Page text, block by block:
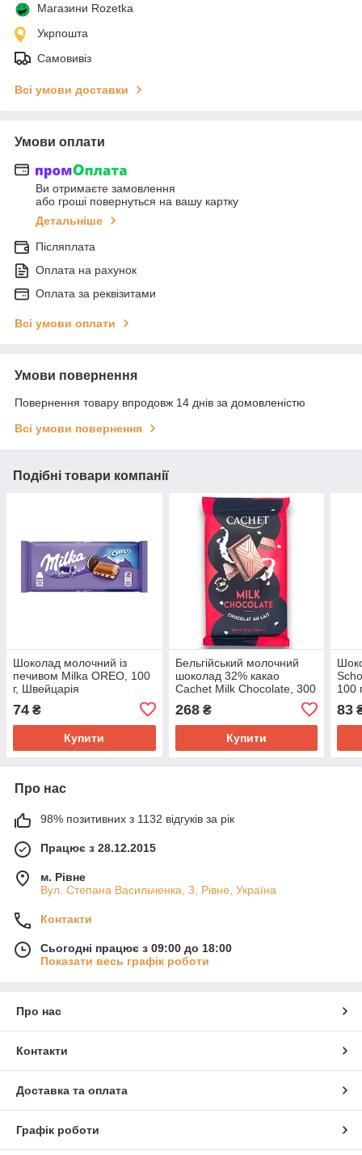
Магазини Rozetka
Укрпошта
Самовивіз
Всі умови доставки
Умови оплати
Ви отримаєте замовлення
або гроші повернуться на вашу картку
Детальніше
Післяплата
Оплата на рахунок
Оплата за реквізитами
Всі умови оплати
Умови повернення
Повернення товару впродовж 14 днів за домовленістю
Всі умови повернення
Подібні товари компанії
Шоколад молочний із
печивом Milka OREO, 100
г, Швейцарія
74 ₴
Купити
Бельгійський молочний
шоколад 32% какао
Сachet Milk Chocolate, 300
268₴
Купити
100
83
Про нас
98% позитивних з 1132 відгуків за рік
Працює з 28.12.2015
м. Рівне
Вул. Степана Васильченка, 3, Рівне, Україна
Контакти
Сьогодні працює з 09:00 до 18:00
Показати весь графік роботи
Про нас
Контакти
Доставка та оплата
Графік роботи